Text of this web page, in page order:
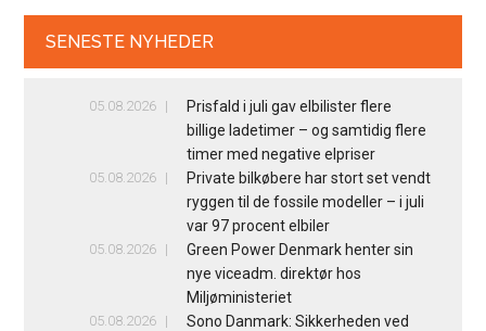
SENESTE NYHEDER
05.08.2026
Prisfald i juli gav elbilister flere
billige ladetimer – og samtidig flere
timer med negative elpriser
05.08.2026
Private bilkøbere har stort set vendt
ryggen til de fossile modeller – i juli
var 97 procent elbiler
05.08.2026
Green Power Denmark henter sin
nye viceadm. direktør hos
Miljøministeriet
05.08.2026
Sono Danmark: Sikkerheden ved